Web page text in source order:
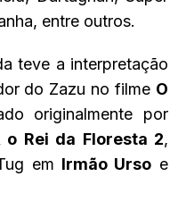
entre outros.
teve a interpretação
do Zazu no filme O
originalmente por
o Rei da Floresta 2,
em Irmão Urso e